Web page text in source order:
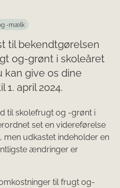
-mælk
til bekendtgørelsen
og-grønt i skoleåret
kan give os dine
april 2024.
til skolefrugt og -grønt i
set en videreførelse
udkastet indeholder en
ændringer er
til frugt og-